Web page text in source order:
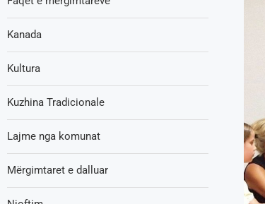
Kanada
Kultura
Kuzhina Tradicionale
Lajme nga komunat
Mërgimtaret e dalluar